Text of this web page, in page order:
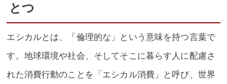
とつ
エシカルとは、「倫理的な」という意味を持つ言葉で
す。地球環境や社会、そしてそこに暮らす人に配慮さ
れた消費行動のことを「エシカル消費」と呼び、世界